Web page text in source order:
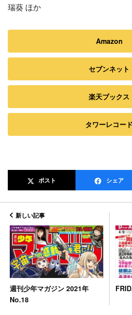
瑞葵 ほか
Amazon
セブンネット
楽天ブックス
タワーレコード
ポスト シェア
新しい記事
週刊少年マガジン 2021年
No.18